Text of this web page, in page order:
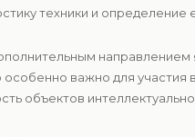
техники и
направлением
особенно важно для участия
объектов